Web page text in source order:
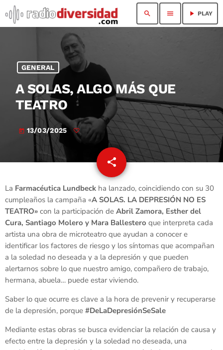
search menu play_arrow PLAY
GENERAL
A SOLAS, ALGO MÁS QUE
TEATRO
today 13/03/2025
share
email
La Farmacéutica Lundbeck ha lanzado, coincidiendo con su 30
cumpleaños la campaña «A SOLAS. LA DEPRESIÓN NO ES
TEATRO» con la participación de Abril Zamora, Esther del
Cura, Santiago Molero y Mara Ballestero que interpreta cada
artista una obra de microteatro que ayudan a conocer e
identificar los factores de riesgo y los síntomas que acompañan
a la soledad no deseada y a la depresión y que pueden
alertarnos sobre lo que nuestro amigo, compañero de trabajo,
hermana, abuela… puede estar viviendo.
Saber lo que ocurre es clave a la hora de prevenir y recuperarse
de la depresión, porque #DeLaDepresiónSeSale
Mediante estas obras se busca evidenciar la relación de causa y
efecto entre la depresión y la soledad no deseada, una